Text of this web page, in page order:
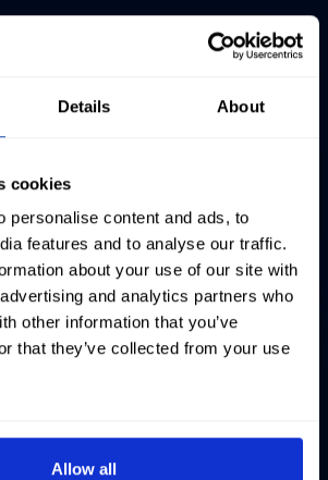
Details About
cookies
personalise content and ads, to
features and to analyse our traffic.
about your use of our site with
and analytics partners who
other information that you’ve
that they’ve collected from your use
Allow all